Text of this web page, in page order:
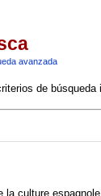
avanzada
de búsqueda
la culture